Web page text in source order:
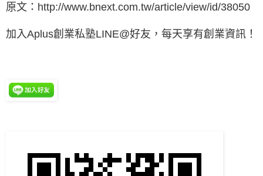
原文：http://www.bnext.com.tw/article/view/id/38050
加入Aplus創業私塾LINE@好友，每天享有創業資訊！